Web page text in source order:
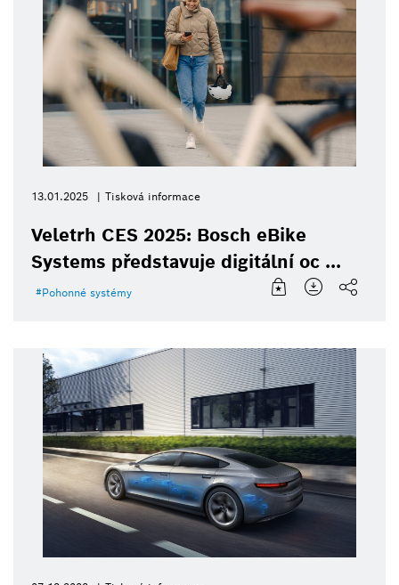
13.01.2025 Tisková informace
Veletrh CES 2025: Bosch eBike
Systems představuje digitální oc ...
Pohonné systémy